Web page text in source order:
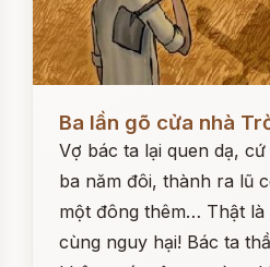
Đọc ngay
Ba lần gõ cửa nhà
Vợ bác ta lại quen dạ,
ba năm đôi, thành ra lũ
một đông thêm… Thật là
cùng nguy hại! Bác ta